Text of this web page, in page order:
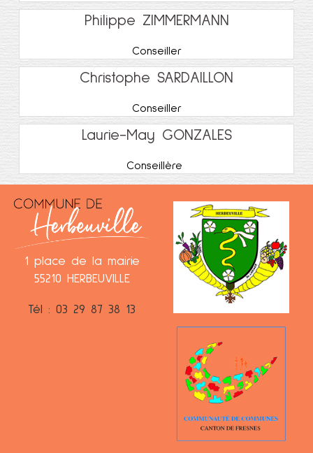
Philippe ZIMMERMANN
Conseiller
Christophe SARDAILLON
Conseiller
Laurie-May GONZALES
Conseillère
1 place de la mairie
55210 HERBEUVILLE
Tél : 03 29 87 38 13